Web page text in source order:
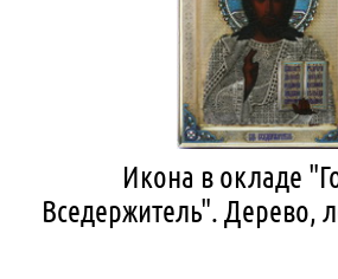
Икона в окладе
Вседержитель". Дерево,